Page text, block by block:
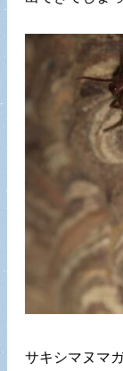
サキシマヌマガ